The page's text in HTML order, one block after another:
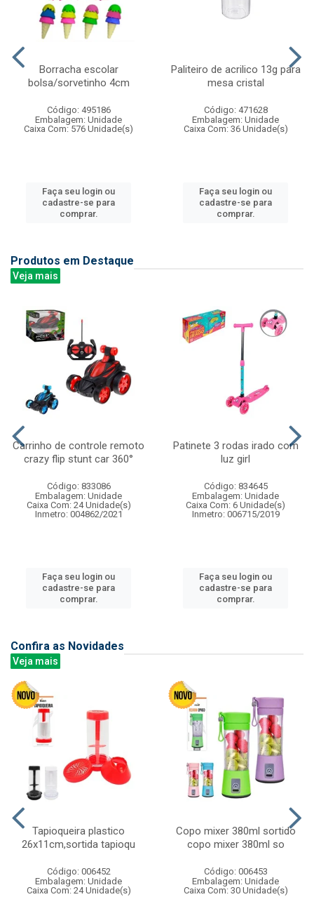
Borracha escolar
bolsa/sorvetinho 4cm
Código: 495186
Embalagem: Unidade
Caixa Com: 576 Unidade(s)
Faça seu login ou
cadastre-se para
comprar.
Paliteiro de acrilico 13g para
mesa cristal
Código: 471628
Embalagem: Unidade
Caixa Com: 36 Unidade(s)
Faça seu login ou
cadastre-se para
comprar.
Produtos em Destaque
Veja mais
Carrinho de controle remoto
crazy flip stunt car 360°
Código: 833086
Embalagem: Unidade
Caixa Com: 24 Unidade(s)
Inmetro: 004862/2021
Faça seu login ou
cadastre-se para
comprar.
Patinete 3 rodas irado com
luz girl
Código: 834645
Embalagem: Unidade
Caixa Com: 6 Unidade(s)
Inmetro: 006715/2019
Faça seu login ou
cadastre-se para
comprar.
Confira as Novidades
Veja mais
Tapioqueira plastico
26x11cm,sortida tapioqu
Código: 006452
Embalagem: Unidade
Caixa Com: 24 Unidade(s)
Copo mixer 380ml sortido
copo mixer 380ml so
Código: 006453
Embalagem: Unidade
Caixa Com: 30 Unidade(s)